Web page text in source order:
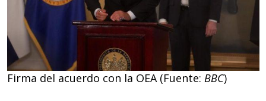
Firma del acuerdo con la OEA (Fuente: BBC)